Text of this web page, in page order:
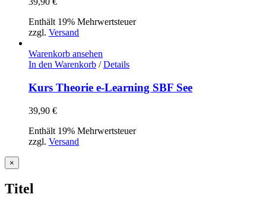
Enthält 19% Mehrwertsteuer
zzgl. Versand
Warenkorb ansehen
In den Warenkorb / Details
Kurs Theorie e-Learning SBF See
39,90 €
Enthält 19% Mehrwertsteuer
zzgl. Versand
Close
product
view
×
Titel